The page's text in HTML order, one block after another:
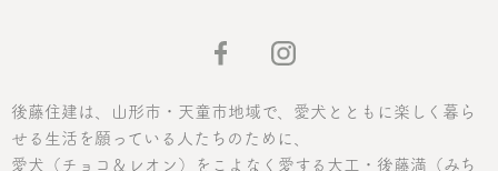
後藤住建は、山形市・天童市地域で、愛犬とともに楽しく暮ら
せる生活を願っている人たちのために、
愛犬（チョコ＆レオン）をこよなく愛する大工・後藤満（みち